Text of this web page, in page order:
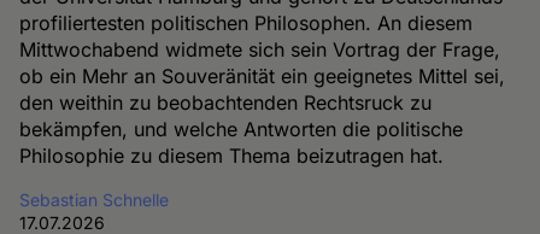
profiliertesten politischen Philosophen. An diesem
Mittwochabend widmete sich sein Vortrag der Frage,
ob ein Mehr an Souveränität ein geeignetes Mittel sei,
den weithin zu beobachtenden Rechtsruck zu
bekämpfen, und welche Antworten die politische
Philosophie zu diesem Thema beizutragen hat.
Sebastian Schnelle
17.07.2026